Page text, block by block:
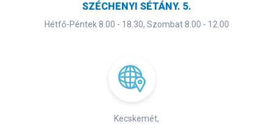
SZÉCHENYI SÉTÁNY. 5.
Hétfő-Péntek 8.00 - 18.30, Szombat 8.00 - 12.00
Kecskemét,